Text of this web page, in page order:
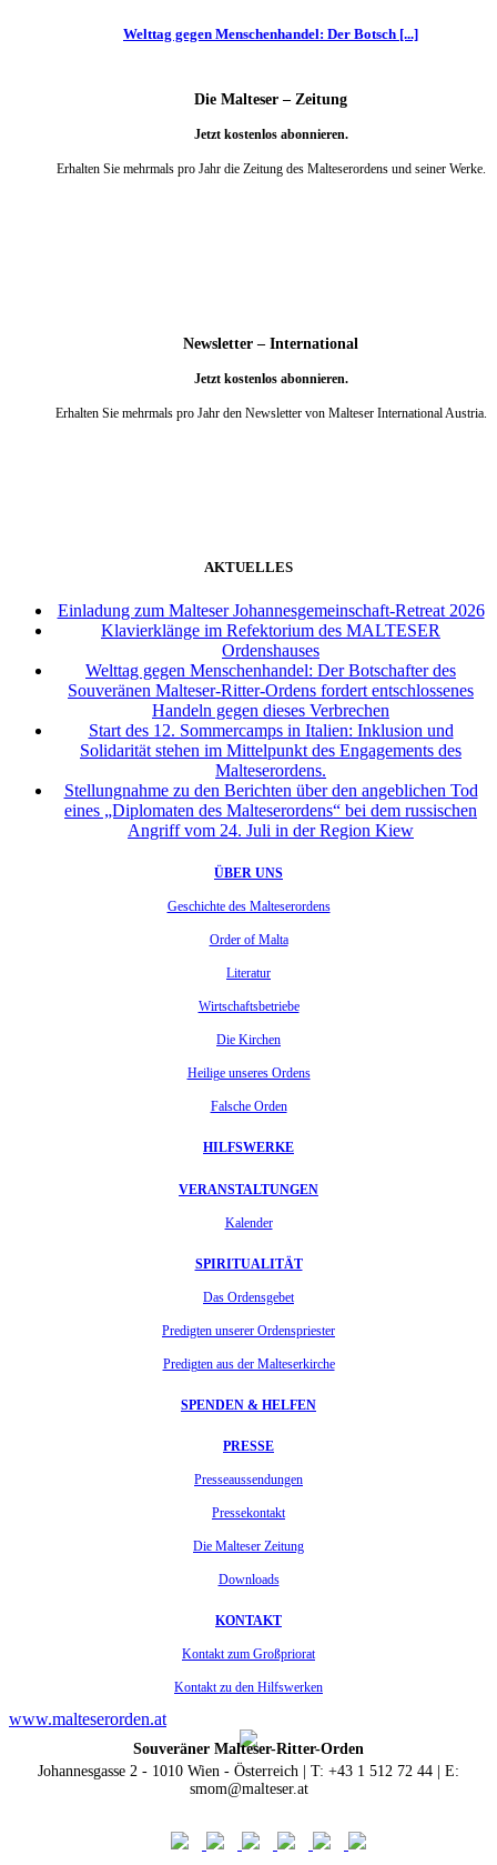
Welttag gegen Menschenhandel: Der Botsch [...]
Die Malteser – Zeitung
Jetzt kostenlos abonnieren.
Erhalten Sie mehrmals pro Jahr die Zeitung des Malteserordens und seiner Werke.
Newsletter – International
Jetzt kostenlos abonnieren.
Erhalten Sie mehrmals pro Jahr den Newsletter von Malteser International Austria.
AKTUELLES
Einladung zum Malteser Johannesgemeinschaft-Retreat 2026
Klavierklänge im Refektorium des MALTESER
Ordenshauses
Welttag gegen Menschenhandel: Der Botschafter des
Souveränen Malteser-Ritter-Ordens fordert entschlossenes
Handeln gegen dieses Verbrechen
Start des 12. Sommercamps in Italien: Inklusion und
Solidarität stehen im Mittelpunkt des Engagements des
Malteserordens.
Stellungnahme zu den Berichten über den angeblichen Tod
eines „Diplomaten des Malteserordens“ bei dem russischen
Angriff vom 24. Juli in der Region Kiew
ÜBER UNS
Geschichte des Malteserordens
Order of Malta
Literatur
Wirtschaftsbetriebe
Die Kirchen
Heilige unseres Ordens
Falsche Orden
HILFSWERKE
VERANSTALTUNGEN
Kalender
SPIRITUALITÄT
Das Ordensgebet
Predigten unserer Ordenspriester
Predigten aus der Malteserkirche
SPENDEN & HELFEN
PRESSE
Presseaussendungen
Pressekontakt
Die Malteser Zeitung
Downloads
KONTAKT
Kontakt zum Großpriorat
Kontakt zu den Hilfswerken
www.malteserorden.at
Souveräner Malteser-Ritter-Orden
Johannesgasse 2 - 1010 Wien - Österreich | T: +43 1 512 72 44 | E:
smom@malteser.at